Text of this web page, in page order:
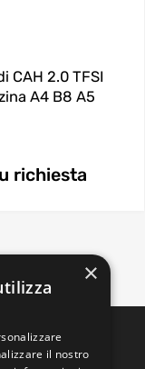
CAH 2.0 TFSI
A4 B8 A5
richiesta
×
il nostro